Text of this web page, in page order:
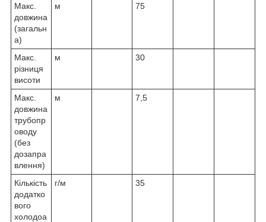
Макс.
довжина
(загальн
а)
м 75
Макс.
різниця
висоти
м 30
Макс.
довжина
трубопр
оводу
(без
дозапра
влення)
м 7,5
Кількість
додатко
вого
холодоа
г/м 35